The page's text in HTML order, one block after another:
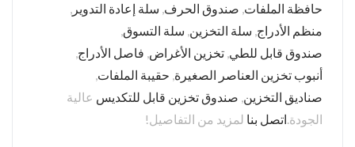
حافظة الملفات, صندوق الحرف, سلة إعادة التدوير ,
منظم الأدراج, سلة التخزين, سلة التسوق,
صندوق قابل للطي, تخزين الأغراض, فاصل الأدراج,
أنبوب تخزين العناصر الصغيرة, حقيبة الملفات,
صناديق التخزين, صندوق تخزين قابل للتكديس عالية
الجودة.اتصل بنا لمزيد من التفاصيل!